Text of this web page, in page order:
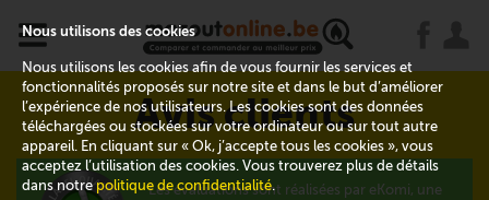
x
Avis clients
Les évaluations sont réalisées par eKomi, une
Nous utilisons des cookies
Nous utilisons les cookies afin de vous fournir les services et
fonctionnalités proposés sur notre site et dans le but d’améliorer
l’expérience de nos utilisateurs. Les cookies sont des données
téléchargées ou stockées sur votre ordinateur ou sur tout autre
appareil. En cliquant sur « Ok, j’accepte tous les cookies », vous
acceptez l’utilisation des cookies. Vous trouverez plus de détails
dans notrepolitique de confidentialité.